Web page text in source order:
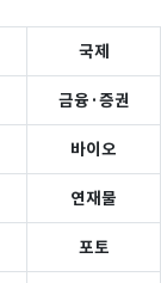
국제
금융·증권
바이오
연재물
포토